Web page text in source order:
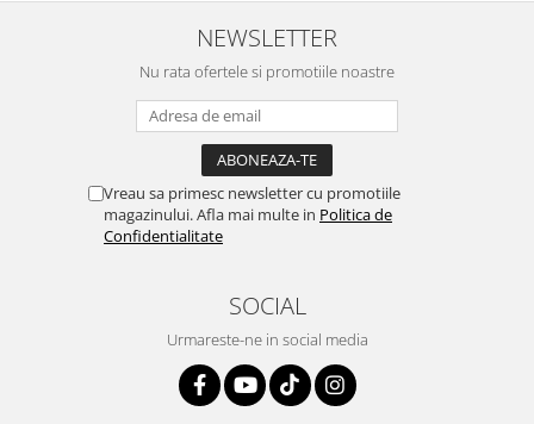
NEWSLETTER
Nu rata ofertele si promotiile noastre
Vreau sa primesc newsletter cu promotiile
magazinului. Afla mai multe in Politica de
Confidentialitate
SOCIAL
Urmareste-ne in social media